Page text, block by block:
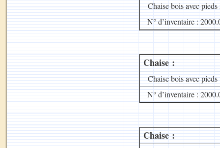
Chaise bois avec pieds
N° d’inventaire :
Chaise :
Chaise bois avec pieds
N° d’inventaire :
Chaise :